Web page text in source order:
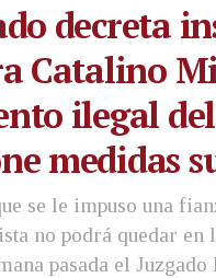
decreta
Catalino
ilegal
medidas
se le impuso una
no podrá quedar en
pasada el